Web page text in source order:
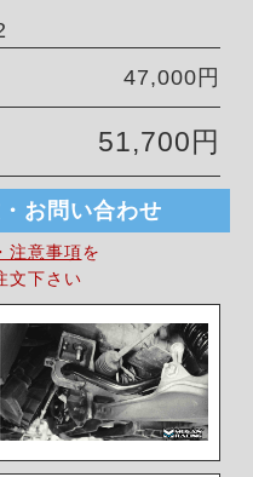
47,000円
51,700円
お問い合わせ
注意事項を
文下さい